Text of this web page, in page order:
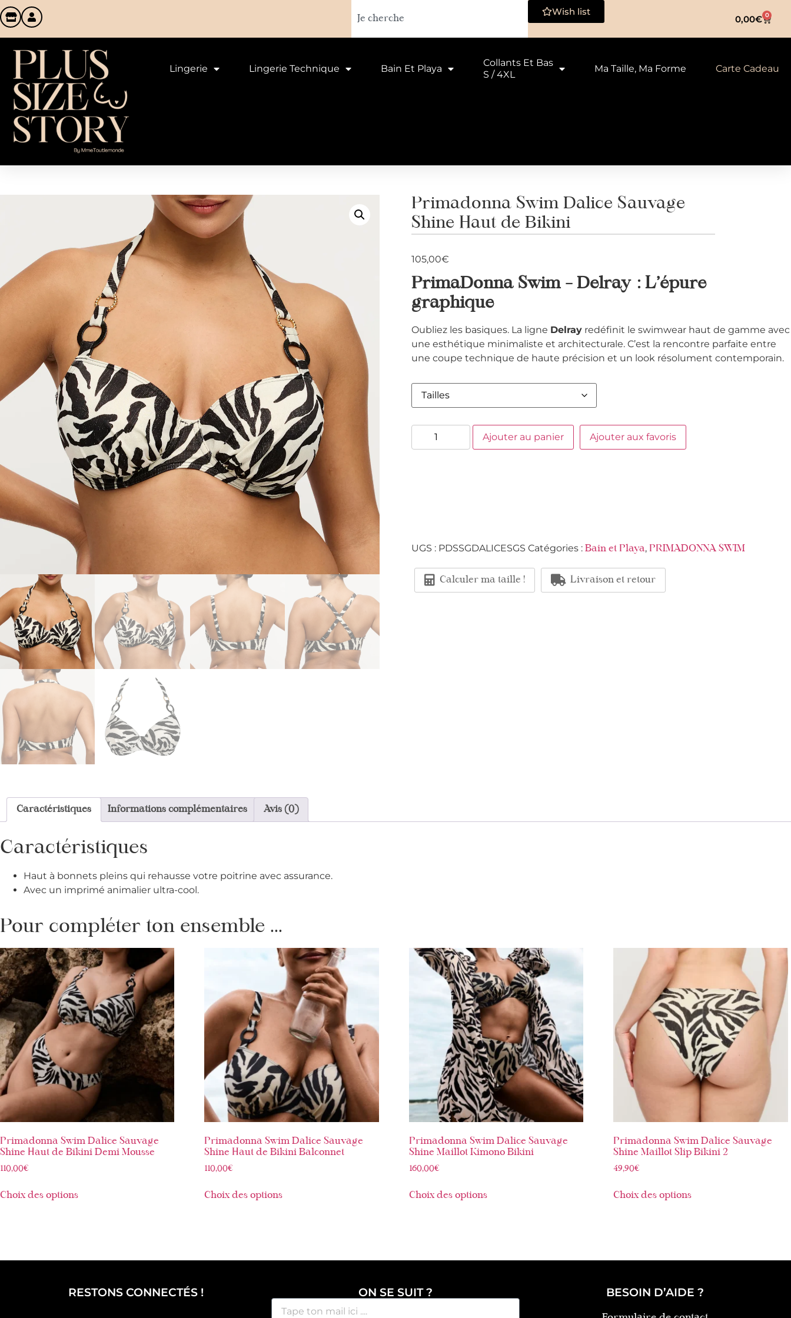
Wish list
0,00€ 0
Lingerie Lingerie Technique Bain Et Playa
Collants Et Bas
S / 4XL
Ma Taille, Ma Forme Carte Cadeau
Primadonna Swim Dalice Sauvage
Shine Haut de Bikini
105,00€
PrimaDonna Swim – Delray : L’épure
graphique
Oubliez les basiques. La ligne Delrayredéfinit le swimwear haut de gamme avec
une esthétique minimaliste et architecturale. C’est la rencontre parfaite entre
une coupe technique de haute précision et un look résolument contemporain.
Ajouter au panier Ajouter aux favoris
UGS : PDSSGDALICESGS Catégories : Bain et Playa, PRIMADONNA SWIM
Calculer ma taille ! Livraison et retour
Caractéristiques Informations complémentaires Avis (0)
Caractéristiques
Haut à bonnets pleins qui rehausse votre poitrine avec assurance.
Avec un imprimé animalier ultra-cool.
Pour compléter ton ensemble ...
Primadonna Swim Dalice Sauvage
Shine Haut de Bikini Demi Mousse
110,00€
Choix des options
Primadonna Swim Dalice Sauvage
Shine Haut de Bikini Balconnet
110,00€
Choix des options
Primadonna Swim Dalice Sauvage
Shine Maillot Kimono Bikini
160,00€
Choix des options
Primadonna Swim Dalice Sauvage
Shine Maillot Slip Bikini 2
49,90€
Choix des options
RESTONS CONNECTÉS ! ON SE SUIT ? BESOIN D’AIDE ?